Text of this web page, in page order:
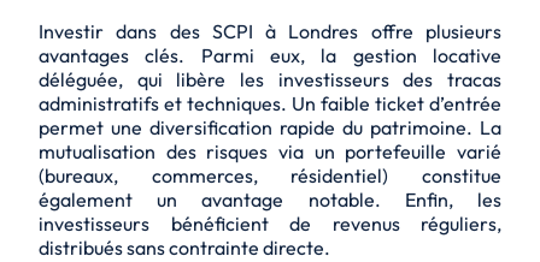
Investir dans des SCPI à Londres offre plusieurs
avantages clés. Parmi eux, la gestion locative
déléguée, qui libère les investisseurs des tracas
administratifs et techniques. Un faible ticket d’entrée
permet une diversification rapide du patrimoine. La
mutualisation des risques via un portefeuille varié
(bureaux, commerces, résidentiel) constitue
également un avantage notable. Enfin, les
investisseurs bénéficient de revenus réguliers,
distribués sans contrainte directe.